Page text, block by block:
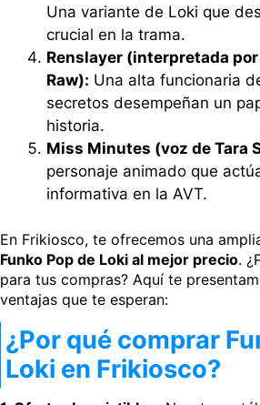
Una variante de Loki que
crucial en la trama.
Renslayer (interpretada
Raw): Una alta funcionaria
secretos desempeñan un
historia.
Miss Minutes (voz de Tara
personaje animado que
informativa en la AVT.
En Frikiosco, te ofrecemos una
Funko Pop de Loki al mejor precio.
para tus compras? Aquí te
ventajas que te esperan:
¿Por qué comprar
Loki en Frikiosco?